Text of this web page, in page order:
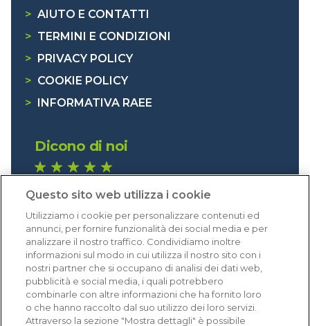
> AIUTO E CONTATTI
> TERMINI E CONDIZIONI
>
PRIVACY POLICY
> COOKIE POLICY
>
INFORMATIVA RAEE
Dicono di noi
Eccellente (4,8)
Acquisti verificati
Questo sito web utilizza i cookie
Utilizziamo i cookie per personalizzare contenuti ed
annunci, per fornire funzionalità dei social media e per
analizzare il nostro traffico. Condividiamo inoltre
informazioni sul modo in cui utilizza il nostro sito con i
nostri partner che si occupano di analisi dei dati web,
pubblicità e social media, i quali potrebbero
combinarle con altre informazioni che ha fornito loro
o che hanno raccolto dal suo utilizzo dei loro servizi.
Attraverso la sezione "Mostra dettagli" è possibile